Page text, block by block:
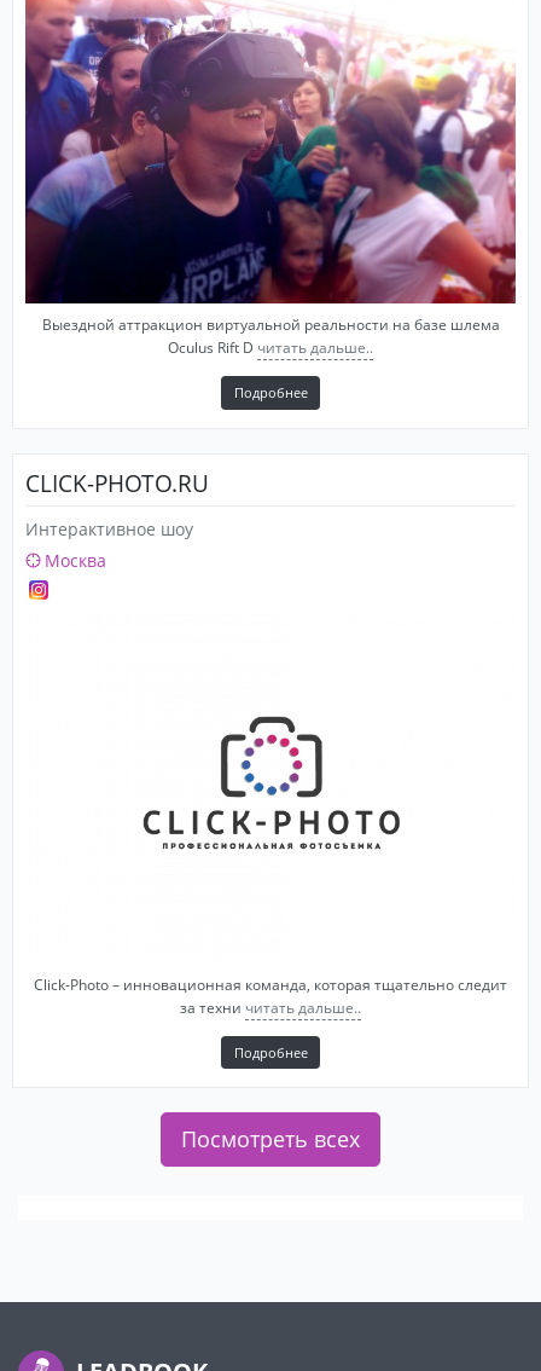
Выездной аттракцион виртуальной реальности на базе шлема
Oculus Rift D читать дальше..
Подробнее
CLICK-PHOTO.RU
Интерактивное шоу
Москва
Click-Photo – инновационная команда, которая тщательно следит
за техни читать дальше..
Подробнее
Посмотреть всех